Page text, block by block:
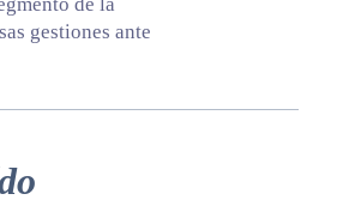
gestiones ante